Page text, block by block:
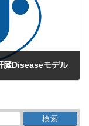
Diseaseモデル